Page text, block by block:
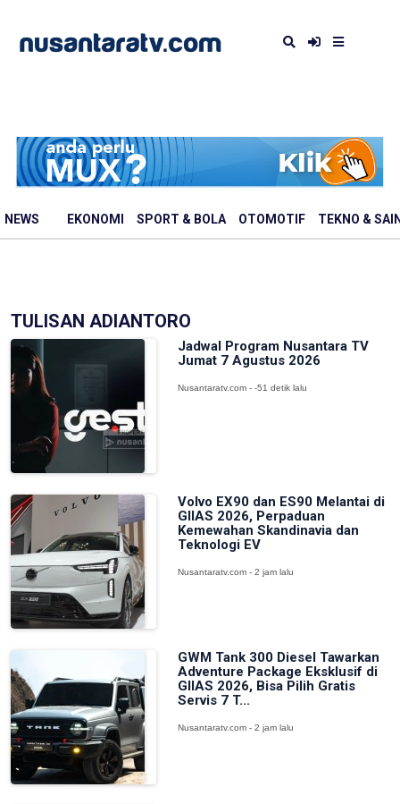
NEWS EKONOMI SPORT & BOLA OTOMOTIF TEKNO &
TULISAN ADIANTORO
Jadwal Program Nusantara TV
Jumat 7 Agustus 2026
Nusantaratv.com - -51 detik lalu
Volvo EX90 dan ES90 Melantai di
GIIAS 2026, Perpaduan
Kemewahan Skandinavia dan
Teknologi EV
Nusantaratv.com - 2 jam lalu
GWM Tank 300 Diesel Tawarkan
Adventure Package Eksklusif di
GIIAS 2026, Bisa Pilih Gratis
Servis 7 T...
Nusantaratv.com - 2 jam lalu